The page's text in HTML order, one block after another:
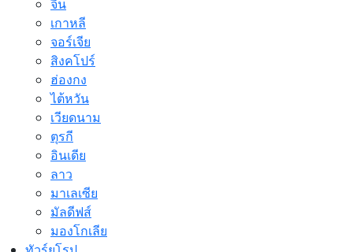
จีน
เกาหลี
จอร์เจีย
สิงคโปร์
ฮ่องกง
ไต้หวัน
เวียดนาม
ตุรกี
อินเดีย
ลาว
มาเลเซีย
มัลดีฟส์
มองโกเลีย